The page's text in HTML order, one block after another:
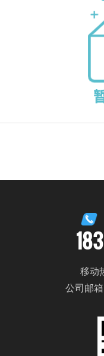
移动
公司邮